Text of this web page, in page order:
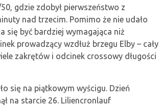
gdzie zdobył pierwszeństwo z
nad trzecim. Pomimo że nie udało
się być bardziej wymagająca niż
prowadzący wzdłuż brzegu Elby – cały
zakrętów i odcinek crossowy długości
się na piątkowym wyścigu. Dzień
na starcie 26. Liliencronlauf